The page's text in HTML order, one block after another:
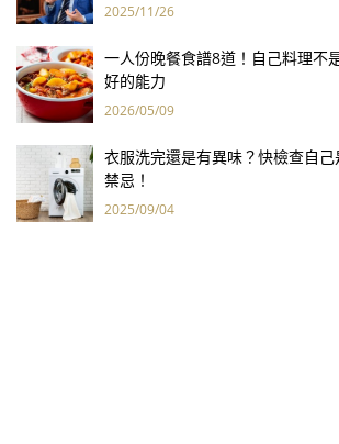
2025/11/26
一人份晚餐食譜8道！自己料理不
好的能力
2026/05/09
衣服洗完還是有異味？快檢查自
禁忌！
2025/09/04